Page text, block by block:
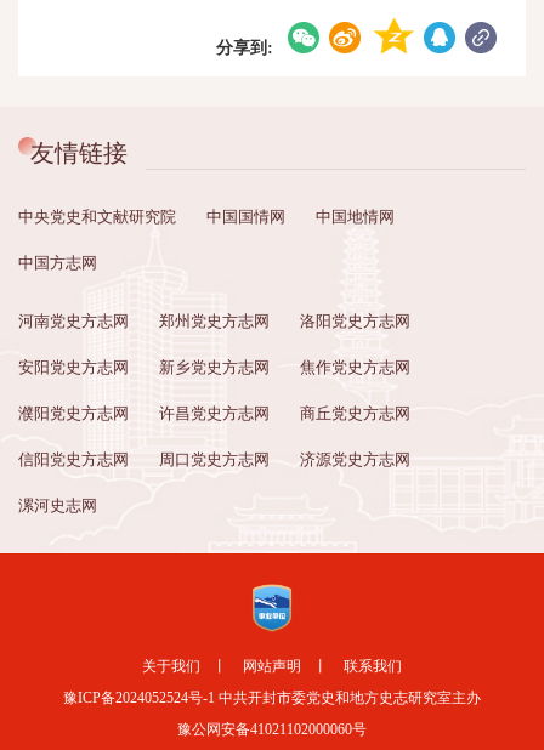
分享到:
友情链接
中央党史和文献研究院 中国国情网 中国地情网
中国方志网
河南党史方志网 郑州党史方志网 洛阳党史方志网
安阳党史方志网 新乡党史方志网 焦作党史方志网
濮阳党史方志网 许昌党史方志网 商丘党史方志网
信阳党史方志网 周口党史方志网 济源党史方志网
漯河史志网
关于我们 网站声明
联系我们
豫ICP备2024052524号-1 中共开封市委党史和地方史志研究室主办
豫公网安备41021102000060号